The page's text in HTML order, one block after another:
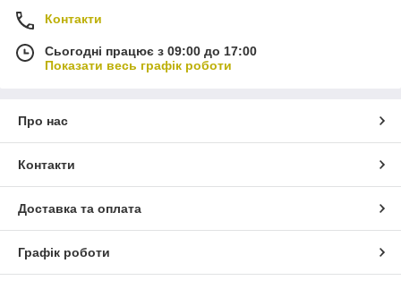
Контакти
Сьогодні працює з 09:00 до 17:00
Показати весь графік роботи
Про нас
Контакти
Доставка та оплата
Графік роботи